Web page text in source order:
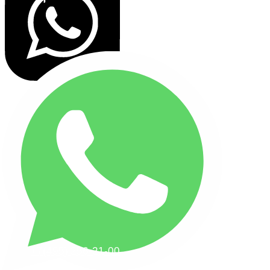
+7(495) 256-21-00